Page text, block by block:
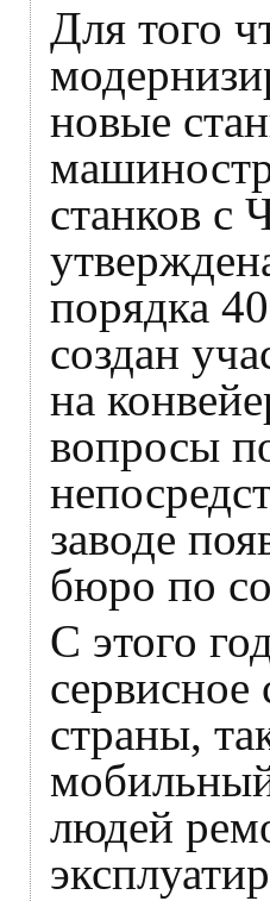
Для того
новые
станков с
порядка
создан
на
вопросы
заводе
бюро по
С этого
сервисное
страны,
людей